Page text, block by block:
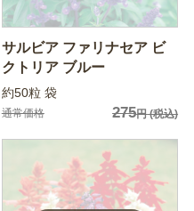
サルビア ファリナセア ビ
クトリア ブルー
約50粒 袋
通常価格 275円(税込)